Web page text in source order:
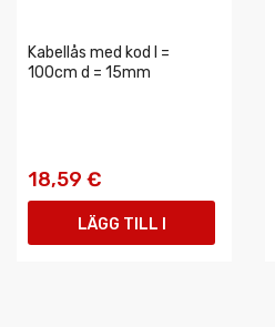
Kabellås med kod l =
100cm d = 15mm
18,59 €
LÄGG TILL I